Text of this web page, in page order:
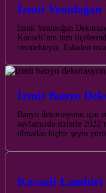
İzmit Yenidoğan
İzmit Yenidoğan
Kocaeli’nin tüm
vermekteyiz. Eskiden
İzmit Banyo
Banyo dekorasyonu için
sayfamızda sizlerle
olmadan hiçbir şeyin
Kocaeli Lambiri